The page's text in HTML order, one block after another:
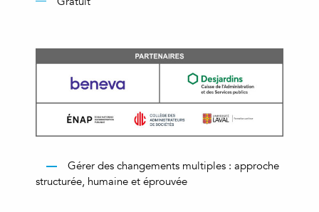
Gérer des changements multiples : approche
structurée, humaine et éprouvée